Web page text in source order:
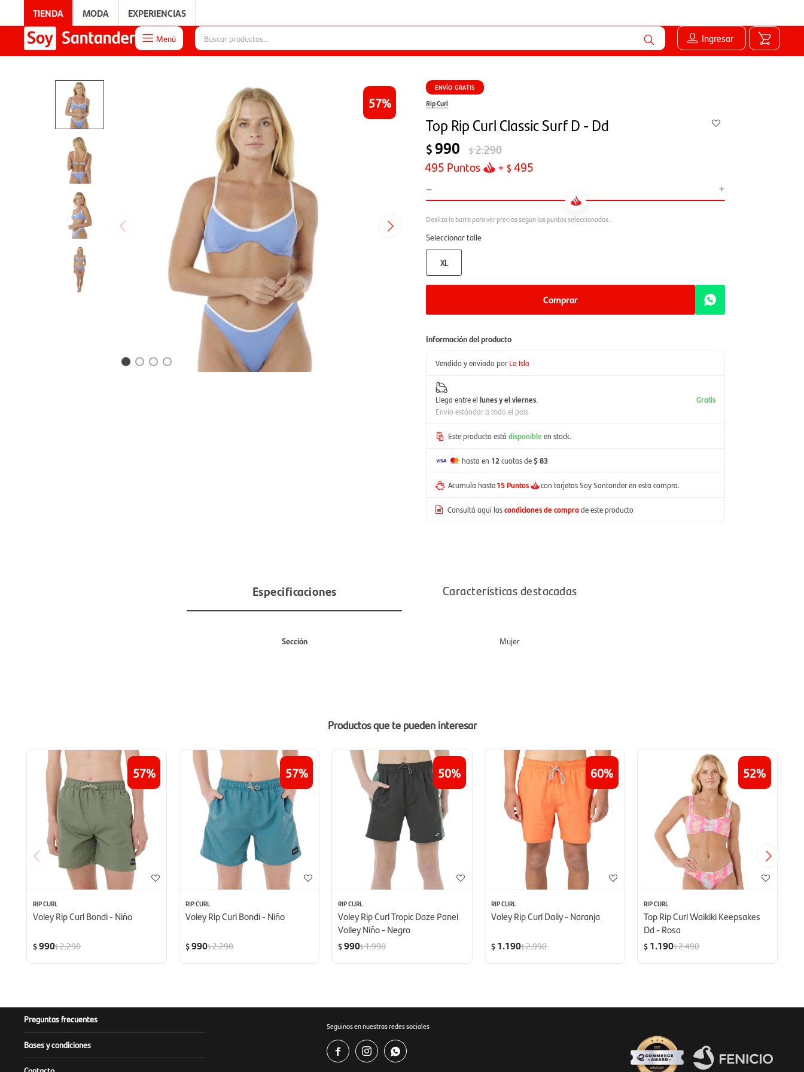
TIENDA MODA EXPERIENCIAS
 Menú Ingresar
57
ENVÍO GRATIS
Rip Curl
Top Rip Curl Classic Surf D - Dd
$990 $2.290
495 Puntos + $495
- +
Seleccionar talle
XL
Comprar
Información del producto
Vendido y enviado por La Isla
Llega entre el lunes y el viernes.
Envío estándar a todo el país.
Gratis
Este producto está disponible en stock.
hasta en 12cuotas de$ 83
Acumula hasta15 Puntos con tarjetas Soy Santander en esta compra.
Consultá aquí lascondiciones de comprade este producto
Especificaciones Características destacadas
Sección Mujer
Productos que te pueden interesar
57
RIP CURL
Voley Rip Curl Bondi - Niño
$990$2.290
57
RIP CURL
Voley Rip Curl Bondi - Niño
$990$2.290
50
RIP CURL
Voley Rip Curl Tropic Daze Panel
Volley Niño - Negro
$990$1.990
60
RIP CURL
Voley Rip Curl Daily - Naranja
$ 1.190$2.990
52
RIP CURL
Top Rip Curl Waikiki Keepsakes
Dd - Rosa
$ 1.190$2.490
Preguntas frecuentes
Bases y condiciones
Seguinos en nuestras redes sociales
  